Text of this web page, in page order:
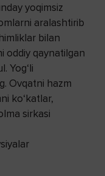
yoqimsiz
aralashtirib
bilan
oddiy qaynatilgan
Yog‘li
Ovqatni hazm
ko‘katlar,
sirkasi